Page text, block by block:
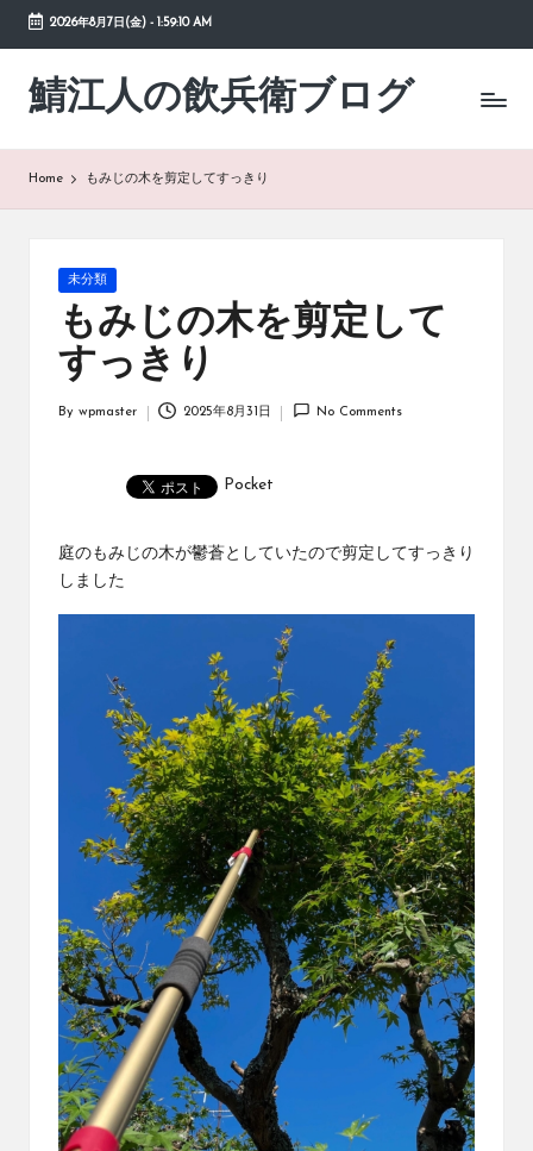
Skip
content
2026年8月7日(金)- 1:59:10 AM
鯖江人の飲兵衛ブログ
日々
の
Home もみじの木を剪定してすっきり
Posted
未分類
もみじの木を剪定して
すっきり
By wpmaster 2025年8月31日 No Comments
Pocket
庭のもみじの木が鬱蒼としていたので剪定してすっきり
しました